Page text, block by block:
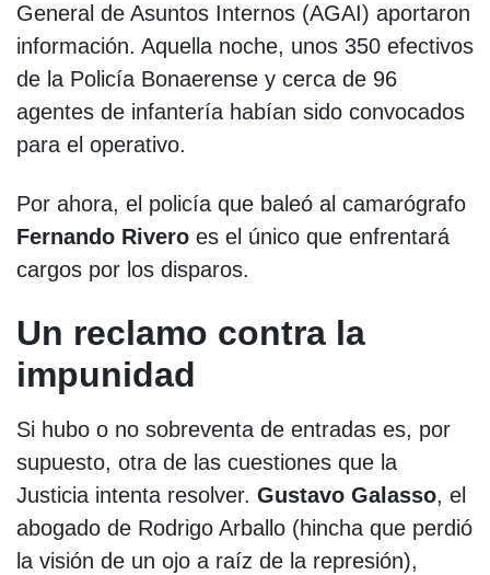
General de Asuntos Internos (AGAI) aportaron
información. Aquella noche, unos 350 efectivos
de la Policía Bonaerense y cerca de 96
agentes de infantería habían sido convocados
para el operativo.
Por ahora, el policía que baleó al camarógrafo
Fernando Rivero es el único que enfrentará
cargos por los disparos.
Un reclamo contra la
impunidad
Si hubo o no sobreventa de entradas es, por
supuesto, otra de las cuestiones que la
Justicia intenta resolver. Gustavo Galasso, el
abogado de Rodrigo Arballo (hincha que perdió
la visión de un ojo a raíz de la represión),